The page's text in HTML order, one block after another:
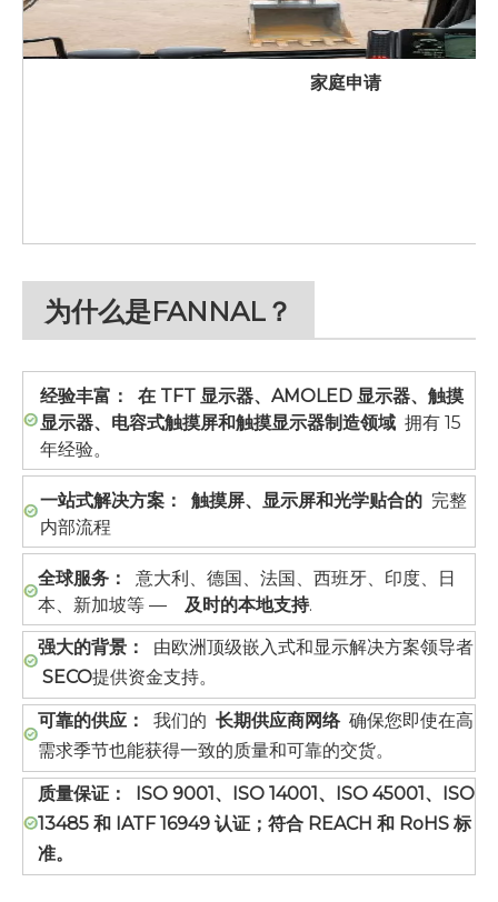
家庭申请
为什么是FANNAL？
经验丰富：
在 TFT 显示器、AMOLED 显示器、触摸
显示器、电容式触摸屏和触摸显示器制造领域 拥有 15
年经验。
一站式解决方案： 触摸屏、显示屏和光学贴合的 完整
内部流程
全球服务：
意大利、德国、法国、西班牙、印度、日
本、新加坡等 — 及时的本地支持.
强大的背景： 由欧洲顶级嵌入式和显示解决方案领导者
SECO提供资金支持。
可靠的供应： 我们的 长期供应商网络确保您即使在高
需求季节也能获得一致的质量和可靠的交货。
质量保证：
ISO 9001、ISO 14001、ISO 45001、ISO
13485 和 IATF 16949 认证；符合 REACH 和 RoHS 标
准。